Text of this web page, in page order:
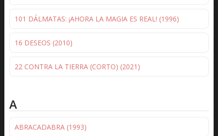
101 DÁLMATAS: ¡AHORA LA MAGIA ES REAL! (1996)
16 DESEOS (2010)
22 CONTRA LA TIERRA (CORTO) (2021)
A
ABRACADABRA (1993)